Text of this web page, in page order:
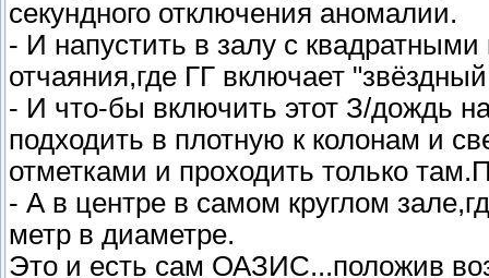
секундного отключения аномалии.
- И напустить в залу с
отчаяния,где ГГ включает
- И что-бы включить этот З/дождь
подходить в плотную к колонам и
отметками и проходить только
- А в центре в самом круглом
метр в диаметре.
Это и есть сам ОАЗИС...положив